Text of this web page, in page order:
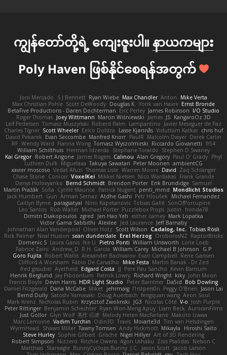
ကျွန်တော်တို့ရဲ့ ကျေးဇူးပါ။ နာယကများ
Poly Haven ဖြစ်နိုင်စေရန်အတွက်
Joni Mercado S J Bennett Ryan Wiebe Max Chandler Anton
Mike Verta
Max Christian Pohle Scott DeWoody Douglas K. Yorik van Havre Ernst Bronde
BetaFive Productions - Daren Dochterman Eric Perley James Robinson I/O Studio
Roger Thomas Joey Wittmann Marcin Wiśniewski James JS KangaroOz 3D
Leif Pedersen Tomasz Muszyński Roberd Palm Lampantino Javier Meseguer de Paz
Charles Tigner Scott Wheeler Eelco Dolstra Lasse Kjønnås Viduttam Katkar chris huf
David Pekarek Evan Seccombe Manfred Knorr PaulR Malcolm Dwyer Derek Carlin
RF Wendy Ward Fianna Wong Tomasz Wyszolmirski Riccardo Giovanetti fr54
William Schilthuis Herman Idzerda Stephane Toraldo Stephen D Swaney
Kai Gregor Robert Angone James Rogers Calinou Alan Gregory Paul O' Grady Phyl
Luthien Dulk Miguelaxa Takuya Sawatari Peter Moonen ambientCG
xavier moscoso Vedat Afuzi Thomas Lisle Warren Moore David Zaq Schlanger
Chase Stone Conicer VoxelKei Mikkel Nielsen Nico Wardakas Frank Grande
Denys Holovyanko Bernd Schmidt Brendon Porter Erik Brundidge Samuel
Martin Pražák Sofia Cyrille Maurice Patrick Nugent penti_mmd Mondlicht Studios
Jack Humbert Gun Arman Sernaz Atdhe Gashi Petr Hloušek
Michael Fernandez
Caitlyn Byrne paragsatyal Nino Kapetanovic Tobias Gallé SonOfPorcupine
Leo Santos Rob Waller Michael Porter Puzzlebox Props Justin
honda78
Dimitri Diakopoulos zgred Jen Hao Yeh esther carney Mark Lopatka
Victor Gama Sabbithi Alexlee Jed Laurance Jeff Barnaby
Johnathan Alan Vanderpool Oliver Hotz Scott Wilson Cadalog, Inc. Tobias Rösli
Rick Palmer Neal Huston sean dunderdale Erel Herzog OroborosNZ RaptorBricks
Domenic S Laura Ganis Ike Li Pietro Ponti William Unsworth Lorie Loeb
Fabrice Zaini Andrew_D R.H. García William Carey Michael B Johnson
G.P
Goro Fujita Robert Wallis Alexander Bachvarov Evan Campbell Rene Gansen
Clifford A Worsham Fábio De Carvalho Mike Festa Martin Banak - Dr Zed
fred gissubel Ayetheist Edgard Costa JJ Pere Pau Sancho Kevin Barnum
Henrik Berglund Jay Piboontum Patrick Lowry Richard Wright kiky John Moon
Francis Boyle Devin Harris HDR Light Studio Peter Baintner Da5id Bob Dowling
Daniel Fitzgerald Dana McCabe Miket jehrmaig f1rstpers0n Peggy O'Brien Jason Lai
Bernd Dully Satoshi Yamasaki Doug Auerbach fengquan wang Aeon Soul
Mark Krenz Nicholas Rubin Krzysztof Zwolinski JG3 Nicolas Côté V-o Josh Purple
Peter Rittinger Benjamin Schechter Ryan Won-Meng Apuy Liam Beck AuroranFilms
Just Gollor Glyn Wolf 亮作 淡波 Melody Helen MacFarlane Makoto Izawa
Marc Lemoine Vadim Turchin Odin3D Travis Moiarte3d Tim van Helsdingen
WyrmHead
Shawn Miller Tawny Tomsen Andy Hickmott Mikayla
Hiroshi Saito
Steve Hurley Sophie Gilbert Grische Nigel Hillyer Art of 3D Rendering
Robert Simpson
Nizzero Ritchie Owens Agon Ushaku Zisis Psalidas Nelson C
Matthias Stareagle BunnyCyclops Bunny J.C. Jason Scott Jacob Larson